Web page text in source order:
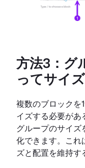
方法3：グ
ってサイ
複数のブロックを
イズする必要があ
グループのサイ
化できます。これ
ズと配置を維持す